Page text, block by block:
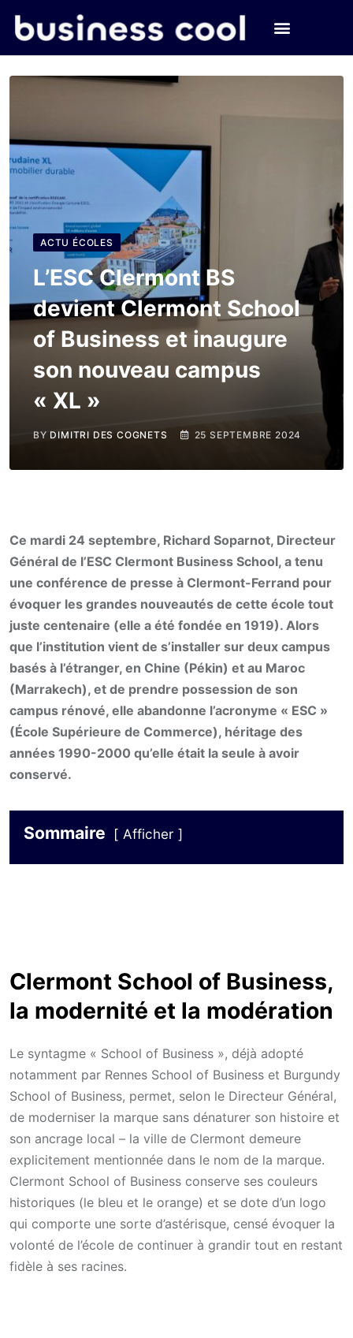
ACTU ÉCOLES
L’ESC Clermont BS
devient Clermont School
of Business et inaugure
son nouveau campus
« XL »
BY DIMITRI DES COGNETS 25 SEPTEMBRE 2024
Ce mardi 24 septembre, Richard Soparnot, Directeur
Général de l’ESC Clermont Business School, a tenu
une conférence de presse à Clermont-Ferrand pour
évoquer les grandes nouveautés de cette école tout
juste centenaire (elle a été fondée en 1919). Alors
que l’institution vient de s’installer sur deux campus
basés à l’étranger, en Chine (Pékin) et au Maroc
(Marrakech), et de prendre possession de son
campus rénové, elle abandonne l’acronyme « ESC »
(École Supérieure de Commerce), héritage des
années 1990-2000 qu’elle était la seule à avoir
conservé.
Sommaire Afficher
Clermont School of Business,
la modernité et la modération
Le syntagme « School of Business », déjà adopté
notamment par Rennes School of Business et Burgundy
School of Business, permet, selon le Directeur Général,
de moderniser la marque sans dénaturer son histoire et
son ancrage local – la ville de Clermont demeure
explicitement mentionnée dans le nom de la marque.
Clermont School of Business conserve ses couleurs
historiques (le bleu et le orange) et se dote d’un logo
qui comporte une sorte d’astérisque, censé évoquer la
volonté de l’école de continuer à grandir tout en restant
fidèle à ses racines.